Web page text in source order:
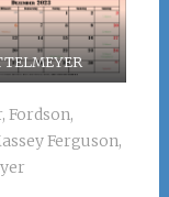
, Fordson,
Ferguson,